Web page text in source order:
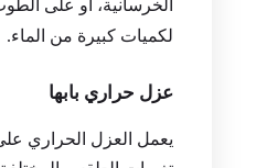
الخرسانية، أو على
لكميات كبيرة من الماء.
عزل حراري بابها
يعمل العزل الحراري